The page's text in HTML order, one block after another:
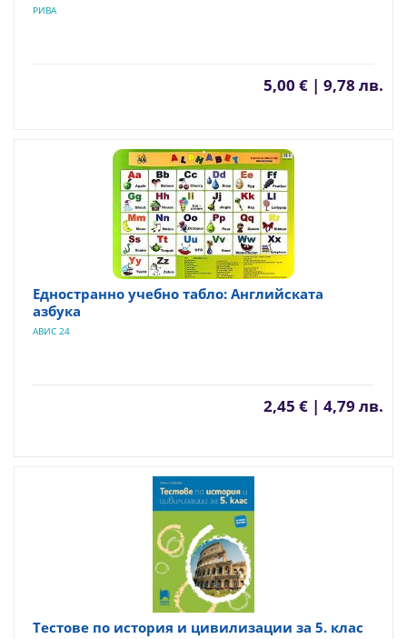
РИВА
5,00 € | 9,78 лв.
Едностранно учебно табло: Английската
азбука
АВИС 24
2,45 € | 4,79 лв.
Тестове по история и цивилизации за 5. клас